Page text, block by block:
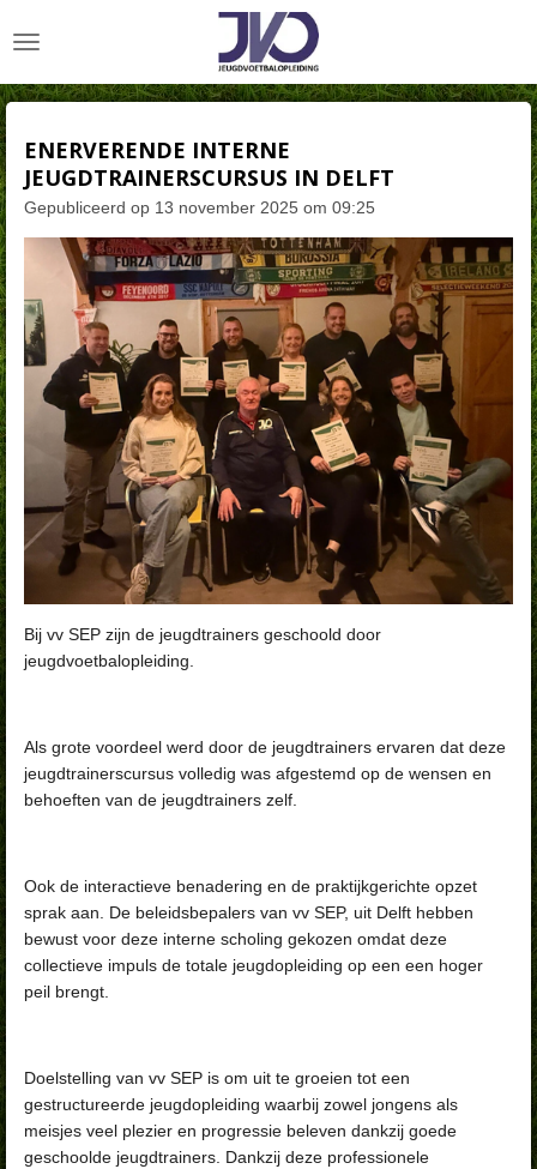
direct
de
ENERVERENDE INTERNE
JEUGDTRAINERSCURSUS IN DELFT
Gepubliceerd op 13 november 2025 om 09:25
Bij vv SEP zijn de jeugdtrainers geschoold door
jeugdvoetbalopleiding.
Als grote voordeel werd door de jeugdtrainers ervaren dat deze
jeugdtrainerscursus volledig was afgestemd op de wensen en
behoeften van de jeugdtrainers zelf.
Ook de interactieve benadering en de praktijkgerichte opzet
sprak aan. De beleidsbepalers van vv SEP, uit Delft hebben
bewust voor deze interne scholing gekozen omdat deze
collectieve impuls de totale jeugdopleiding op een een hoger
peil brengt.
Doelstelling van vv SEP is om uit te groeien tot een
gestructureerde jeugdopleiding waarbij zowel jongens als
meisjes veel plezier en progressie beleven dankzij goede
geschoolde jeugdtrainers. Dankzij deze professionele